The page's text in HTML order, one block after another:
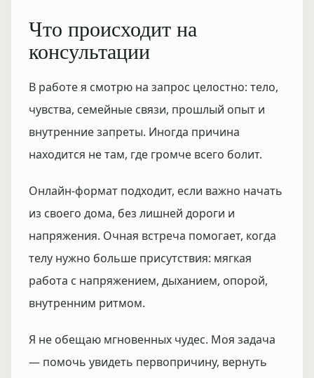
Что происходит на
консультации
В работе я смотрю на запрос целостно: тело,
чувства, семейные связи, прошлый опыт и
внутренние запреты. Иногда причина
находится не там, где громче всего болит.
Онлайн-формат подходит, если важно начать
из своего дома, без лишней дороги и
напряжения. Очная встреча помогает, когда
телу нужно больше присутствия: мягкая
работа с напряжением, дыханием, опорой,
внутренним ритмом.
Я не обещаю мгновенных чудес. Моя задача
— помочь увидеть первопричину, вернуть